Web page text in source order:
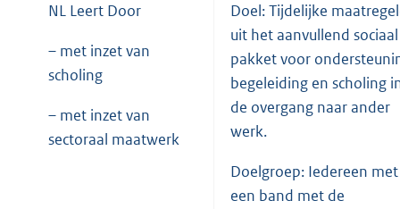
NL Leert Door
– met inzet van
scholing
– met inzet van
sectoraal maatwerk
Doel: Tijdelijke
uit het aanvullend sociaal
pakket voor
begeleiding en scholing
de overgang naar ander
werk.
Doelgroep: Iedereen met
een band met de